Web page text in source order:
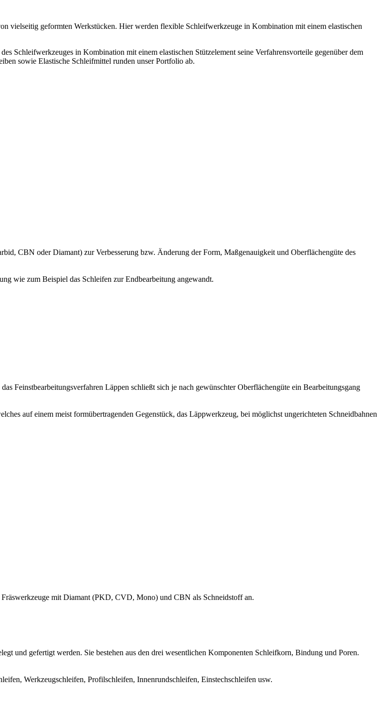
vielseitig geformten Werkstücken. Hier werden flexible Schleifwerkzeuge in Kombination mit einem elastischen
Schleifwerkzeuges in Kombination mit einem elastischen Stützelement seine Verfahrensvorteile gegenüber dem
sowie Elastische Schleifmittel runden unser Portfolio ab.
CBN oder Diamant) zur Verbesserung bzw. Änderung der Form, Maßgenauigkeit und Oberflächengüte des
wie zum Beispiel das Schleifen zur Endbearbeitung angewandt.
Feinstbearbeitungsverfahren Läppen schließt sich je nach gewünschter Oberflächengüte ein Bearbeitungsgang
auf einem meist formübertragenden Gegenstück, das Läppwerkzeug, bei möglichst ungerichteten Schneidbahnen
mit Diamant (PKD, CVD, Mono) und CBN als Schneidstoff an.
und gefertigt werden. Sie bestehen aus den drei wesentlichen Komponenten Schleifkorn, Bindung und Poren.
Werkzeugschleifen, Profilschleifen, Innenrundschleifen, Einstechschleifen usw.